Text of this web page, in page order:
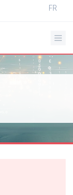
Select
FR